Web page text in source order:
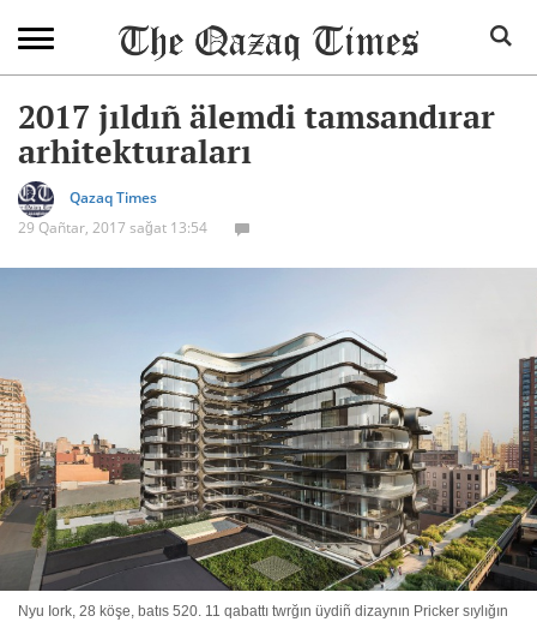
2017 jıldıñ älemdi tamsandırar
arhitekturaları
Qazaq Times
29 Qañtar, 2017 sağat 13:54
Nyu Iork, 28 köşe, batıs 520. 11 qabattı twrğın üydiñ dizaynın Pricker sıylığın